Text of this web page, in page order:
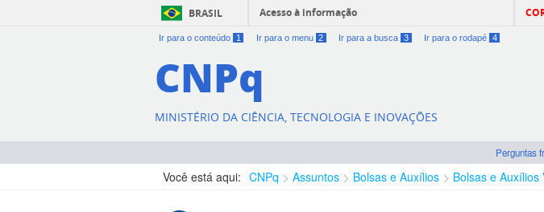
BRASIL Acesso à informação
Ir para o conteúdo 1 Ir para o menu 2 Ir para a busca 3 Ir para o rodapé 4
CNPq
MINISTÉRIO DA CIÊNCIA, TECNOLOGIA E INOVAÇÕES
Perguntas
Você está aqui: CNPq Assuntos Bolsas e Auxílios Bolsas e Auxílios